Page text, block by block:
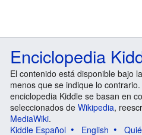
Enciclopedia
El contenido está disponible bajo
menos que se indique lo
enciclopedia Kiddle se basan en
seleccionados de Wikipedia,
MediaWiki.
Kiddle Español
English